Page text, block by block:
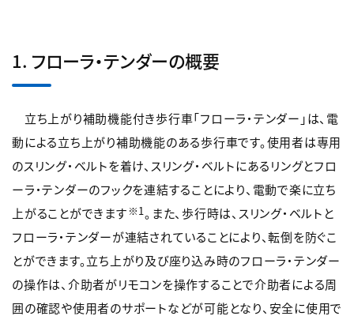
1. フローラ・テンダーの概要
立ち上がり補助機能付き歩行車「フローラ・テンダー」は、電
動による立ち上がり補助機能のある歩行車です。使用者は専用
のスリング・ベルトを着け、スリング・ベルトにあるリングとフロ
ーラ・テンダーのフックを連結することにより、電動で楽に立ち
上がることができます ※1。また、歩行時は、スリング・ベルトと
フローラ・テンダーが連結されていることにより、転倒を防ぐこ
とができます。立ち上がり及び座り込み時のフローラ・テンダー
の操作は、介助者がリモコンを操作することで介助者による周
囲の確認や使用者のサポートなどが可能となり、安全に使用で